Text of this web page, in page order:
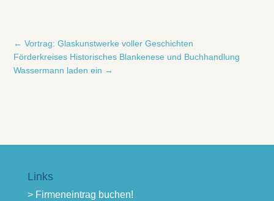
←Vortrag: Glaskunstwerke voller Geschichten
Förderkreises Historisches Blankenese und Buchhandlung
Wassermann laden ein →
Links
> Firmeneintrag buchen!